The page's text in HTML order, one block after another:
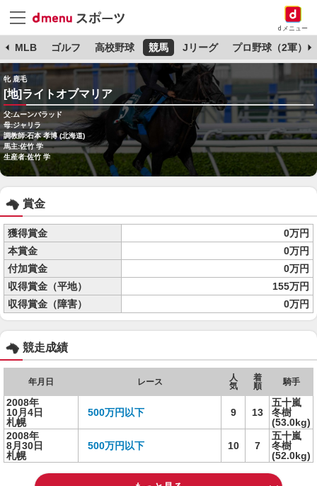
dメニュー
MLB ゴルフ 高校野球 競馬 Jリーグ プロ野球（2軍）
牝 鹿毛
[地]ライトオブマリア
父:ムーンバラッド
母:ジャリラ
調教師:石本 孝博 (北海道)
馬主:佐竹 学
生産者:佐竹 学
賞金
獲得賞金
0万円
本賞金
0万円
付加賞金
0万円
収得賞金（平地）
155万円
収得賞金（障害）
0万円
競走成績
年月日 レース
人
気
着
順
騎手
2008年
10月4日
札幌
500万円以下 9 13
五十嵐
冬樹
(53.0kg)
2008年
8月30日
札幌
500万円以下 10 7
五十嵐
冬樹
(52.0kg)